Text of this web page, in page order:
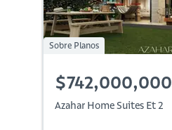
Sobre Planos
$742,000,000
Azahar Home Suites Et 2